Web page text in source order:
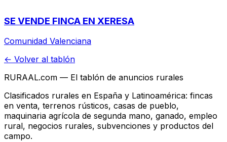
SE VENDE FINCA EN XERESA
Comunidad Valenciana
← Volver al tablón
RURAAL.com — El tablón de anuncios rurales
Clasificados rurales en España y Latinoamérica: fincas
en venta, terrenos rústicos, casas de pueblo,
maquinaria agrícola de segunda mano, ganado, empleo
rural, negocios rurales, subvenciones y productos del
campo.